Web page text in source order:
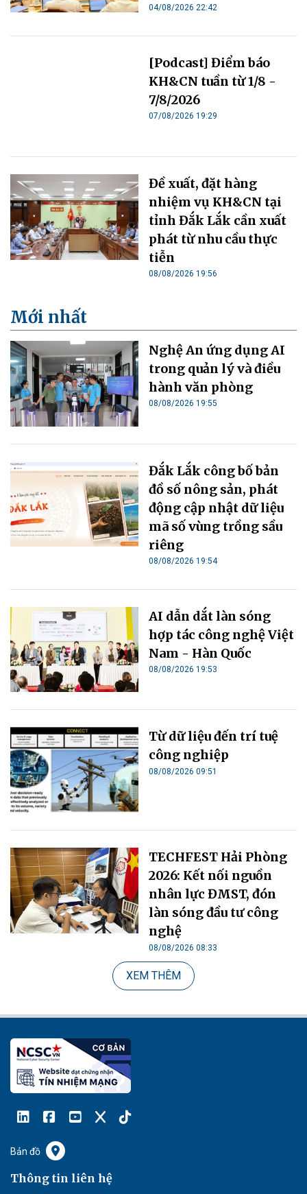
04/08/2026 22:42
[Podcast] Điểm báo
KH&CN tuần từ 1/8 -
7/8/2026
07/08/2026 19:29
Đề xuất, đặt hàng
nhiệm vụ KH&CN tại
tỉnh Đắk Lắk cần xuất
phát từ nhu cầu thực
tiễn
08/08/2026 19:56
Mới nhất
Nghệ An ứng dụng AI
trong quản lý và điều
hành văn phòng
08/08/2026 19:55
Đắk Lắk công bố bản
đồ số nông sản, phát
động cập nhật dữ liệu
mã số vùng trồng sầu
riêng
08/08/2026 19:54
AI dẫn dắt làn sóng
hợp tác công nghệ Việt
Nam - Hàn Quốc
08/08/2026 19:53
Từ dữ liệu đến trí tuệ
công nghiệp
08/08/2026 09:51
TECHFEST Hải Phòng
2026: Kết nối nguồn
nhân lực ĐMST, đón
làn sóng đầu tư công
nghệ
08/08/2026 08:33
XEM THÊM
Bản đồ
Thông tin liên hệ